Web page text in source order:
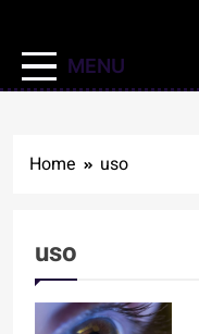
MENU
Home uso
uso